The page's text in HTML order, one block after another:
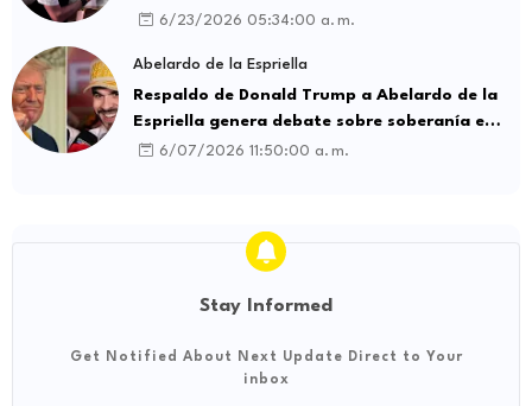
intermediación laboral ilegal
6/23/2026 05:34:00 a. m.
Abelardo de la Espriella
Respaldo de Donald Trump a Abelardo de la
Espriella genera debate sobre soberanía e
influencia internacional
6/07/2026 11:50:00 a. m.
Stay Informed
Get Notified About Next Update Direct to Your
inbox